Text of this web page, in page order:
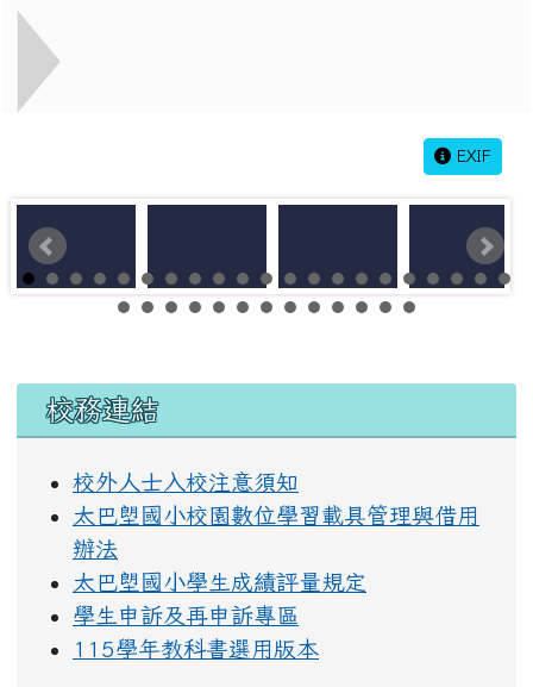
EXIF
左邊區域內容
校務連結
校外人士入校注意須知
太巴塱國小校園數位學習載具管理與借用
辦法
太巴塱國小學生成績評量規定
學生申訴及再申訴專區
115學年教科書選用版本